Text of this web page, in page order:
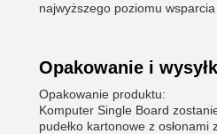
najwyższego poziomu wsparcia
Opakowanie i
Opakowanie produktu:
Komputer Single Board
pudełko kartonowe z